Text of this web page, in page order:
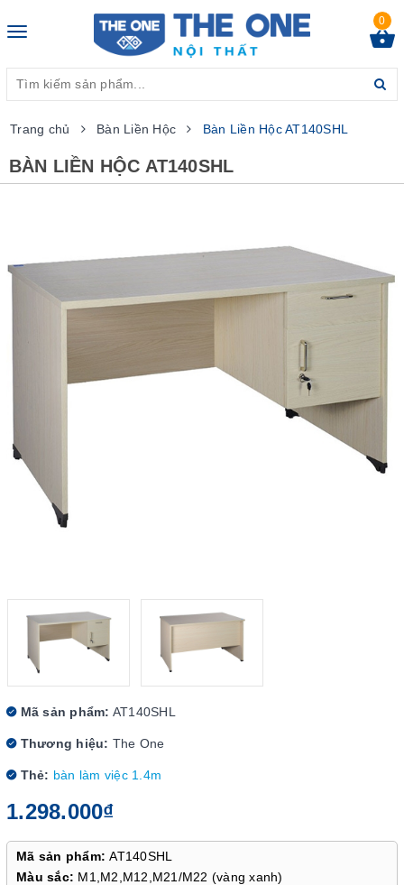
Toggle
0
Trang chủ Bàn Liền Hộc Bàn Liền Hộc AT140SHL
BÀN LIỀN HỘC AT140SHL
Mã sản phẩm: AT140SHL
Thương hiệu: The One
Thẻ: bàn làm việc 1.4m
1.298.000₫
Mã sản phẩm: AT140SHL
Màu sắc: M1,M2,M12,M21/M22 (vàng xanh)